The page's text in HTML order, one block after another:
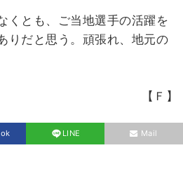
くとも、ご当地選手の活躍を
りだと思う。頑張れ、地元の
【Ｆ】
LINE Mail